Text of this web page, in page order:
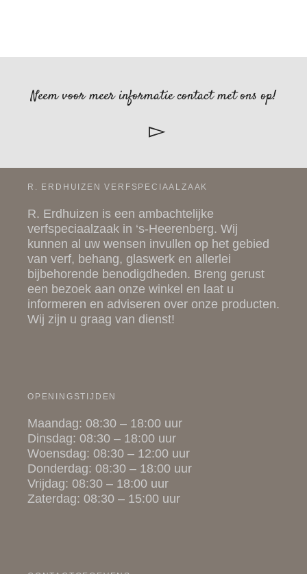
Neem voor meer informatie contact met ons op!
R. ERDHUIZEN VERFSPECIAALZAAK
R. Erdhuizen is een ambachtelijke
verfspeciaalzaak in ‘s-Heerenberg. Wij
kunnen al uw wensen invullen op het gebied
van verf, behang, glaswerk en allerlei
bijbehorende benodigdheden. Breng gerust
een bezoek aan onze winkel en laat u
informeren en adviseren over onze producten.
Wij zijn u graag van dienst!
OPENINGSTIJDEN
Maandag: 08:30 – 18:00 uur
Dinsdag: 08:30 – 18:00 uur
Woensdag: 08:30 – 12:00 uur
Donderdag: 08:30 – 18:00 uur
Vrijdag: 08:30 – 18:00 uur
Zaterdag: 08:30 – 15:00 uur